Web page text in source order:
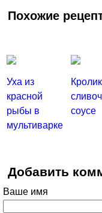
Похожие
Уха из
красной
рыбы в
мультиварке
соусе
Добавить
Ваше имя